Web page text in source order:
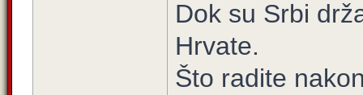
Dok su Srbi
Hrvate.
Što radite